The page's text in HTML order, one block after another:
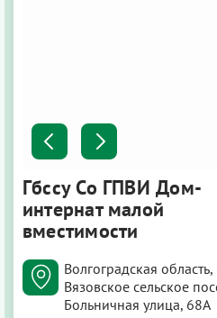
Гбссу Со ГПВИ Дом-
интернат малой
вместимости
Волгоградская
Вязовское сельское
Больничная улица, 68А